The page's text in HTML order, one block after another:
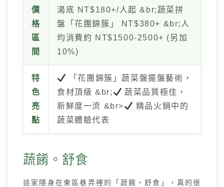
價
格
區
間
湯底 NT$180+/人起 &br;蔬菜拼
盤「花團錦簇」 NT$380+ &br;人
均消費約 NT$1500-2500+ (另加
10%)
特
色
亮
點
「花團錦簇」蔬菜盤擺盤藝術，
食材頂級 &br;
蔬菜品質極佳，
新鮮度一流 &br>
精品火鍋中的
蔬菜體驗代表
蔬餚。舒食
這家隱身在東區巷弄裡的「蔬餚。舒食」，真的很